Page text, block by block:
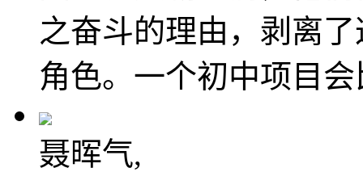
之奋斗的理由，剥离
角色。一个初中项目
聂晖气,